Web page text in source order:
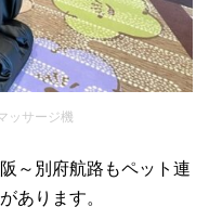
ッサージ機
～別府航路もペット連
あります。